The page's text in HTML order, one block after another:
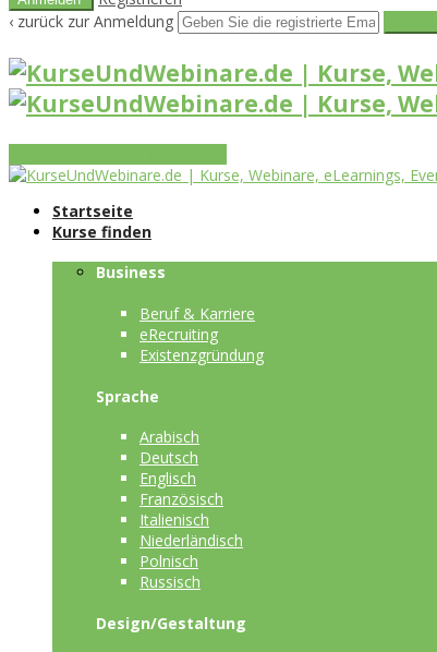
‹ zurück zur Anmeldung
Startseite
Kurse finden
Business
Beruf & Karriere
eRecruiting
Existenzgründung
Sprache
Arabisch
Deutsch
Englisch
Französisch
Italienisch
Niederländisch
Polnisch
Russisch
Design/Gestaltung